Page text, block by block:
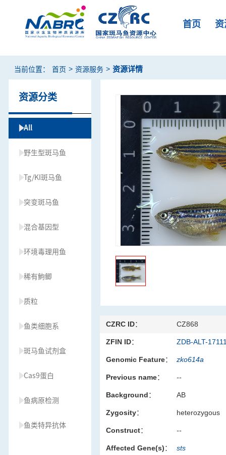
首页
当前位置： 首页 > 资源服务 > 资源详情
资源分类
All
野生型斑马鱼
Tg/KI斑马鱼
突变斑马鱼
混合基因型
环境毒理用鱼
稀有鮈鲫
质粒
鱼类细胞系
斑马鱼试剂盒
Cas9蛋白
鱼病原检测
鱼类特异抗体
CZRC ID： CZ868
ZFIN ID： ZDB-ALT-
Genomic Feature： zko614a
Previous name： --
Background： AB
Zygosity： heterozygous
Construct： --
Affected Gene(s)： sts